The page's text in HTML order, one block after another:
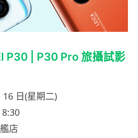
P30 | P30 Pro 旅攝試影
日(星期二)
店